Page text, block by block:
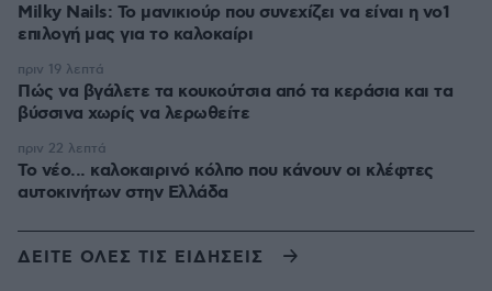
Milky Nails: Το μανικιούρ που συνεχίζει να είναι η νο1
επιλογή μας για το καλοκαίρι
Πώς να βγάλετε τα κουκούτσια από τα κεράσια και τα
βύσσινα χωρίς να λερωθείτε
πριν 19 λεπτά
Το νέο... καλοκαιρινό κόλπο που κάνουν οι κλέφτες
αυτοκινήτων στην Ελλάδα
πριν 22 λεπτά
ΔΕΙΤΕ ΟΛΕΣ ΤΙΣ ΕΙΔΗΣΕΙΣ